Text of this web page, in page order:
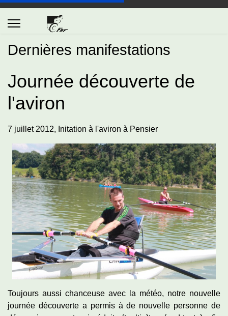
Dernières manifestations
Journée découverte de
l'aviron
7 juillet 2012, Initation à l'aviron à Pensier
Toujours aussi chanceuse avec la météo, notre nouvelle
journée découverte a permis à de nouvelle personne de